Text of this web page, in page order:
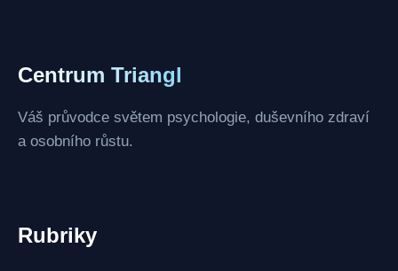
Centrum Triangl
Váš průvodce světem psychologie, duševního zdraví
a osobního růstu.
Rubriky